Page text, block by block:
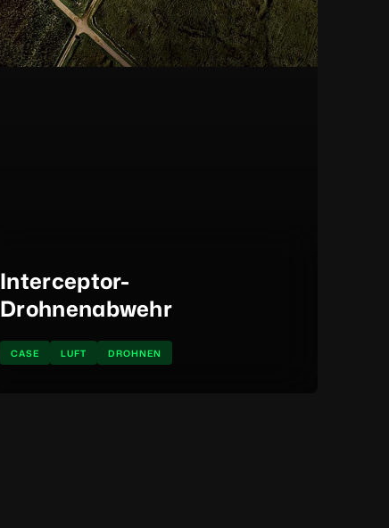
Interceptor-
Drohnenabwehr
CASE LUFT DROHNEN